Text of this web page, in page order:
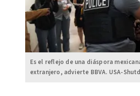
Es el reflejo de una diáspora
extranjero, advierte BBVA. USA-